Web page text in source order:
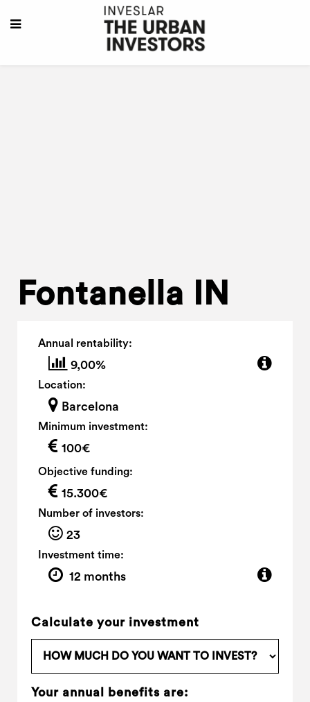
Fontanella IN
Annual rentability:
9,00%
Location:
Barcelona
Minimum investment:
100€
Objective funding:
15.300€
Number of investors:
23
Investment time:
12 months
Calculate your investment
Your annual benefits are: